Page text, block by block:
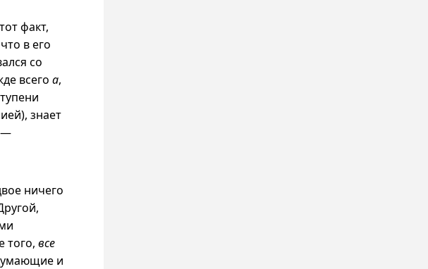
факт,
в его
со
всего a,
знает
—
ничего
того, все
и